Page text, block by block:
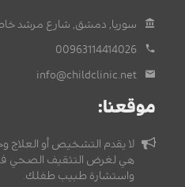
سوريا, دمشق, شارع مرشد
00963114414026
info@childclinic.net
موقعنا:
لا يقدم التشخيص أو العلاج
هي لغرض التثقيف الصحي
واستشارة طبيب طفلك.